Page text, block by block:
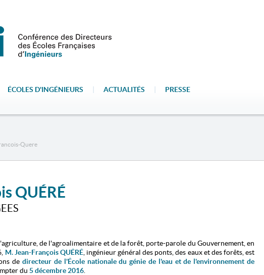
ÉCOLES D'INGÉNIEURS ACTUALITÉS PRESSE
Quere
QUÉRÉ
de l'agroalimentaire et de la forêt, porte-parole du Gouvernement, en
M. Jean-François QUÉRÉ, ingénieur général des ponts, des eaux et des forêts, est
dedirecteur de l'École nationale du génie de l'eau et de l'environnement de
du 5 décembre 2016